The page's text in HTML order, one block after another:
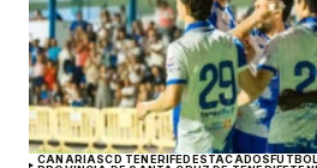
CANARIASCD TENERIFEDESTACADOS FÚTBOL